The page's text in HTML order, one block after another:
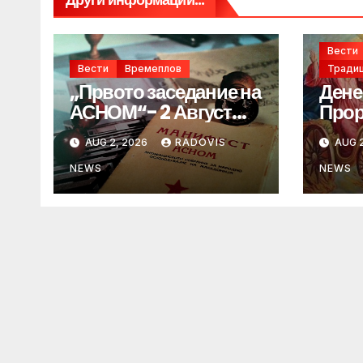
Вести Времеплов
„Првото заседание на
АСНОМ“- 2 Август
1944 год.
AUG 2, 2026 RADOVIS
NEWS
Вести
AUG
NEWS